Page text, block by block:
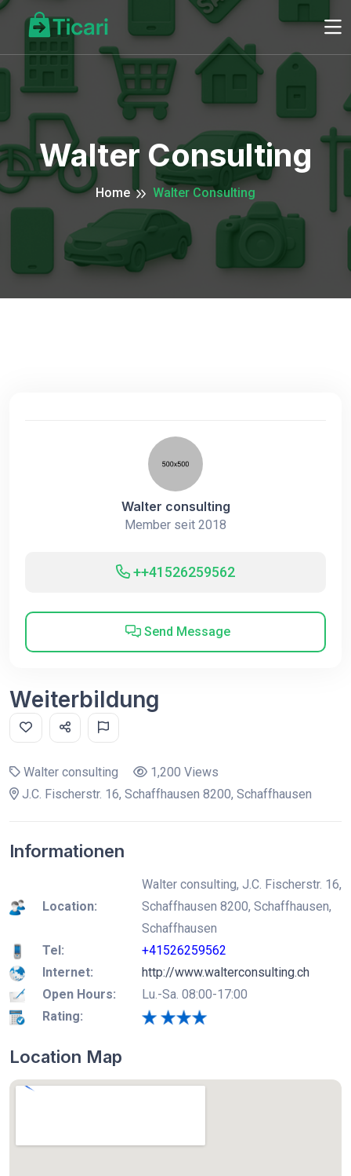
Walter Consulting
Home Walter Consulting
Walter consulting
Member seit 2018
++41526259562
Send Message
Weiterbildung
Walter consulting
1,200 Views
J.C. Fischerstr. 16, Schaffhausen 8200, Schaffhausen
Informationen
Location:
Walter consulting, J.C. Fischerstr. 16,
Schaffhausen 8200, Schaffhausen,
Schaffhausen
Tel:
+41526259562
Internet:
http://www.walterconsulting.ch
Open Hours:
Lu.-Sa. 08:00-17:00
Rating:
Location Map